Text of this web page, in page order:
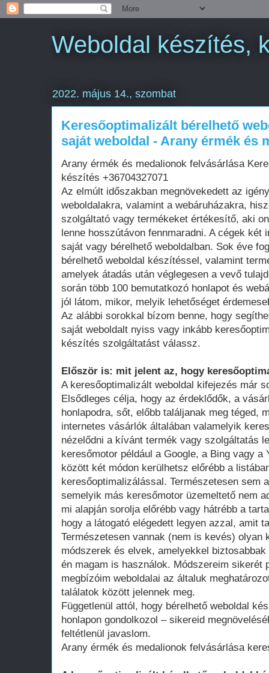
Weboldal készítés,
2022. május 14., szombat
Keresőoptimalizált bérelhető
saját weboldal - Arany érmék és
Arany érmék és medalionok felvásárlása
készítés +36704327071
Az elmúlt időszakban megnövekedett az
weboldalakra, valamint a webáruházakra,
szolgáltató vagy termékeket értékesítő, aki
lenne hosszútávon fennmaradni. A cégek két
saját vagy bérelhető weboldalban. Sok éve
bérelhető weboldal készítéssel, valamint
amelyek átadás után véglegesen a vevő
során több 100 bemutatkozó honlapot és
jól látom, mikor, melyik lehetőséget
Az alábbi sorokkal bízom benne, hogy
saját weboldalt nyiss vagy inkább
készítés szolgáltatást válassz.
Először is: mit jelent az, hogy
A keresőoptimalizált weboldal kifejezés már
Elsődleges célja, hogy az érdeklődők, a
honlapodra, sőt, előbb találjanak meg téged,
internetes vásárlók általában valamelyik
nézelődni a kívánt termék vagy szolgáltatás
keresőmotor például a Google, a Bing vagy a
között két módon kerülhetsz előrébb a
keresőoptimalizálással. Természetesen sem
semelyik más keresőmotor üzemeltető nem
mi alapján sorolja előrébb vagy hátrébb a
hogy a látogató elégedett legyen azzal, amit
Természetesen vannak (nem is kevés) olyan
módszerek és elvek, amelyekkel
én magam is használok. Módszereim sikerét
megbízóim weboldalai az általuk
találatok között jelennek meg.
Függetlenül attól, hogy bérelhető weboldal
honlapon gondolkozol – sikereid
feltétlenül javaslom.
Arany érmék és medalionok felvásárlása